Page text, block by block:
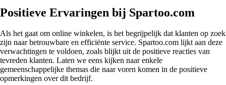
Positieve Ervaringen bij Spartoo.com
Als het gaat om online winkelen, is het begrijpelijk dat klanten op zoek
zijn naar betrouwbare en efficiënte service. Spartoo.com lijkt aan deze
verwachtingen te voldoen, zoals blijkt uit de positieve reacties van
tevreden klanten. Laten we eens kijken naar enkele
gemeenschappelijke themas die naar voren komen in de positieve
opmerkingen over dit bedrijf.